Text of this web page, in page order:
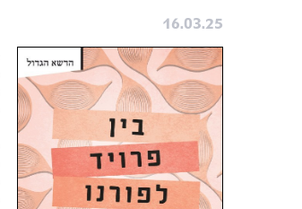
16.03.25